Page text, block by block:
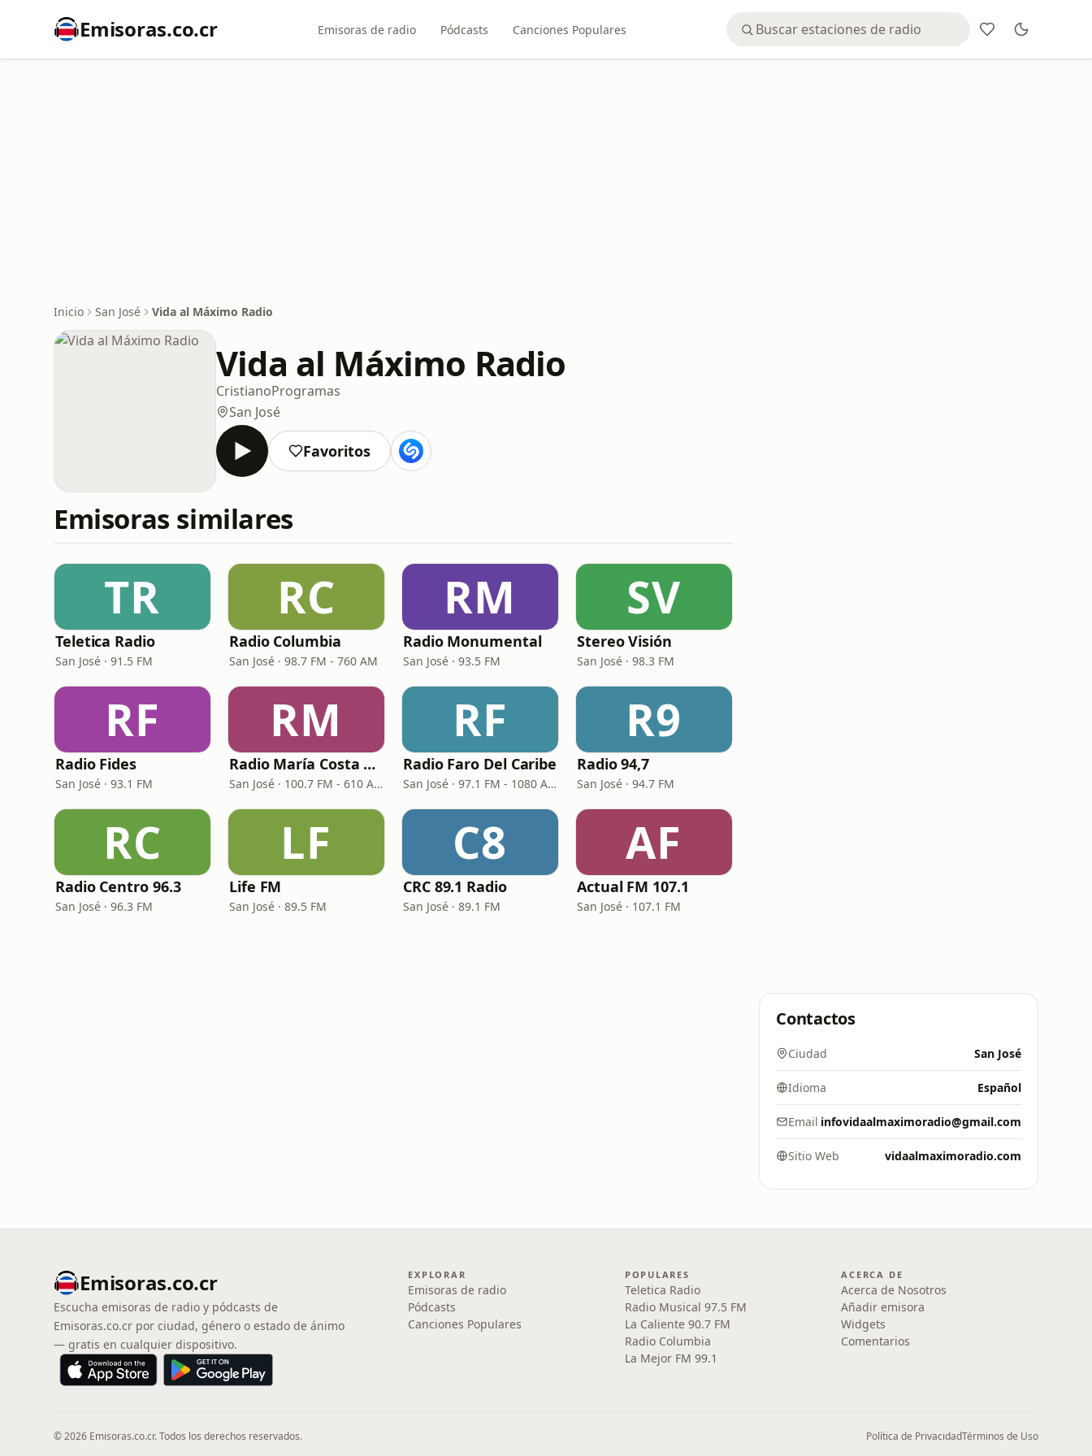
Emisoras.co.cr Emisoras de radio Pódcasts Canciones Populares
Inicio San José Vida al Máximo Radio
Vida al Máximo Radio
CristianoProgramas
San José
Favoritos
Emisoras similares
TR
Teletica Radio
San José · 91.5 FM
RC
Radio Columbia
San José · 98.7 FM - 760 AM
RM
Radio Monumental
San José · 93.5 FM
SV
Stereo Visión
San José · 98.3 FM
RF
Radio Fides
San José · 93.1 FM
RM
Radio María Costa Rica
San José · 100.7 FM - 610 AM
RF
Radio Faro Del Caribe
San José · 97.1 FM - 1080 AM
R9
Radio 94,7
San José · 94.7 FM
RC
Radio Centro 96.3
San José · 96.3 FM
LF
Life FM
San José · 89.5 FM
C8
CRC 89.1 Radio
San José · 89.1 FM
AF
Actual FM 107.1
San José · 107.1 FM
Contactos
Ciudad San José
Idioma Español
Email infovidaalmaximoradio@gmail.com
Sitio Web vidaalmaximoradio.com
Emisoras.co.cr
Escucha emisoras de radio y pódcasts de
Emisoras.co.cr por ciudad, género o estado de ánimo
— gratis en cualquier dispositivo.
EXPLORAR
Emisoras de radio
Pódcasts
Canciones Populares
POPULARES
Teletica Radio
Radio Musical 97.5 FM
La Caliente 90.7 FM
Radio Columbia
La Mejor FM 99.1
ACERCA DE
Acerca de Nosotros
Añadir emisora
Widgets
Comentarios
© 2026 Emisoras.co.cr. Todos los derechos reservados. Política de PrivacidadTérminos de Uso